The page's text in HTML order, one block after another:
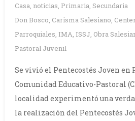
Casa, noticias, Primaria, Secundaria
Don Bosco, Carisma Salesiano,
Parroquiales, IMA, ISSJ, Obra
Pastoral Juvenil
Se vivió el Pentecostés Joven en
Comunidad Educativo-Pastoral
localidad experimentó una
la realización del Pentecostés